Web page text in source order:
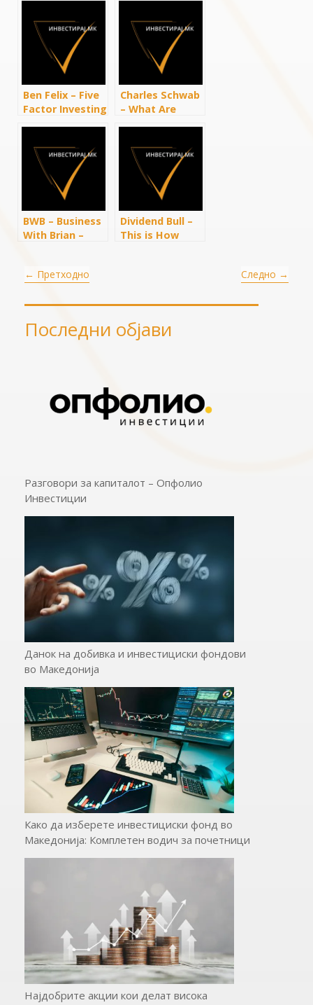
For Beginners
Ben Felix – Five
Factor Investing
Charles Schwab
– What Are
BWB – Business
With Brian –
Investing: SCHD
Dividend Bull –
This is How
← Претходно Следно →
Последни објави
Разговори за капиталот – Опфолио
Инвестиции
Данок на добивка и инвестициски фондови
во Македонија
Како да изберете инвестициски фонд во
Македонија: Комплетен водич за почетници
Најдобрите акции кои делат висока